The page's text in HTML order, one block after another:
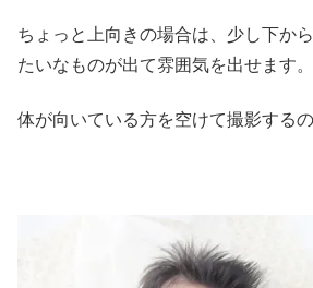
ちょっと上向きの場合は、少し下か
たいなものが出て雰囲気を出せます。
体が向いている方を空けて撮影する